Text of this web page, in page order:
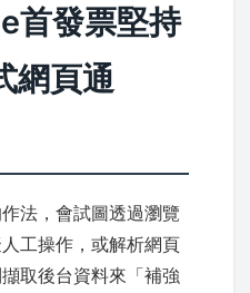
首發票堅持
網頁通
法，會試圖透過瀏覽
工操作，或解析網頁
取後台資料來「補強